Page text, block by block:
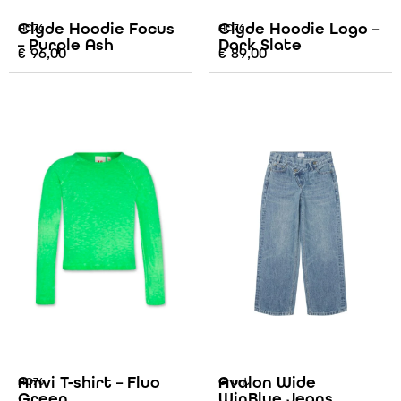
AO76
Clyde Hoodie Focus
– Purple Ash
€ 96,00
AO76
Clyde Hoodie Logo –
Dark Slate
€89,00
AO76
Amvi T-shirt – Fluo
Grunt
Avalon Wide